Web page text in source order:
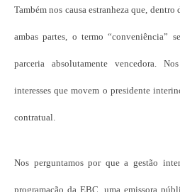
Também nos causa estranheza que,
ambas partes, o termo “conveniência”
parceria absolutamente vencedora.
interesses que movem o presidente
contratual.
Nos perguntamos por que a gestão
programação da EBC, uma emissora